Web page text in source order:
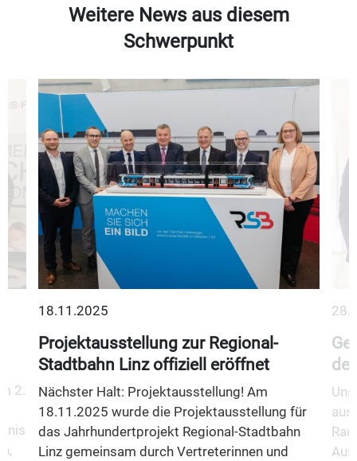
Weitere News aus diesem
Schwerpunkt
2.
18.11.2025
Projektausstellung zur Regional-
Stadtbahn Linz offiziell eröffnet
Nächster Halt: Projektausstellung! Am
18.11.2025 wurde die Projektausstellung für
das Jahrhundertprojekt Regional-Stadtbahn
Linz gemeinsam durch Vertreterinnen und